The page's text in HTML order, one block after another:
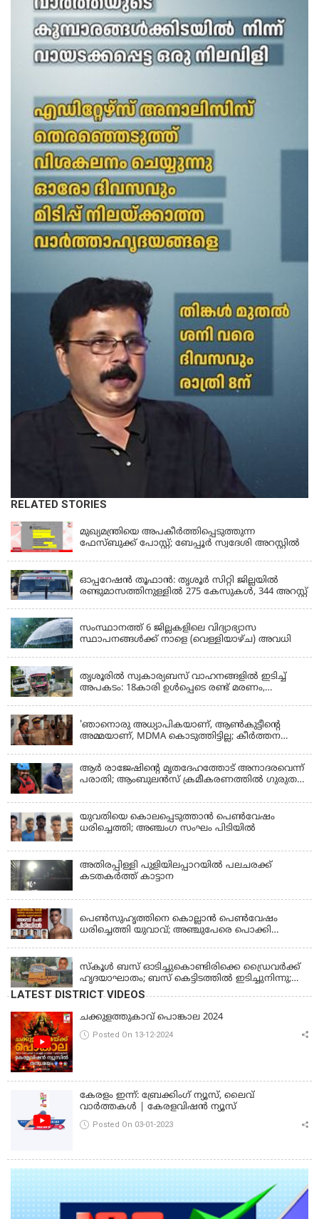
RELATED STORIES
KERALA
മുഖ്യമന്ത്രിയെ അപകീർത്തിപ്പെടുത്തുന്ന
ഫേസ്‌ബുക്ക് പോസ്റ്റ്; ബേപ്പൂർ സ്വദേശി അറസ്റ്റിൽ
ഓപ്പറേഷൻ തൂഫാൻ: തൃശൂർ സിറ്റി ജില്ലയിൽ
രണ്ടുമാസത്തിനുള്ളിൽ 275 കേസുകൾ, 344 അറസ്റ്റ്
സംസ്ഥാനത്ത് 6 ജില്ലകളിലെ വിദ്യാഭ്യാസ
സ്ഥാപനങ്ങൾക്ക് നാളെ (വെള്ളിയാഴ്ച) അവധി
തൃശൂരിൽ സ്വകാര്യബസ് വാഹനങ്ങളില്‍ ഇടിച്ച്
അപകടം: 18കാരി ഉൾപ്പെടെ രണ്ട് മരണം,
'ഞാനൊരു അധ്യാപികയാണ്, ആണ്‍കുട്ടീന്റെ
അമ്മയാണ്‌, MDMA കൊടുത്തിട്ടില്ല; കീർത്തന
ആര്‍ രാജേഷിന്റെ മൃതദേഹത്തോട് അനാദരവെന്ന്
പരാതി; ആംബുലന്‍സ് ക്രമീകരണത്തില്‍ ഗുരുതര
ഫ്രീസര്‍ സംവിധാനം ഇല്ലാതെയെന്നും ആരോപണം
യുവതിയെ കൊലപ്പെടുത്താൻ പെൺവേഷം
ധരിച്ചെത്തി; അഞ്ചംഗ സംഘം പിടിയിൽ
അതിരപ്പിള്ളി പുളിയിലപ്പാറയിൽ പലചരക്ക്
കടതകർത്ത് കാട്ടാന
പെണ്‍സുഹൃത്തിനെ കൊല്ലാന്‍ പെണ്‍വേഷം
ധരിച്ചെത്തി യുവാവ്; അഞ്ചുപേരെ പൊക്കി
സ്കൂൾ ബസ് ഓടിച്ചുകൊണ്ടിരിക്കെ ഡ്രൈവർക്ക്
ഹൃദയാഘാതം; ബസ് കെട്ടിടത്തിൽ ഇടിച്ചുനിന്നു;
ഡ്രൈവർ മരിച്ചു, രണ്ട് കുട്ടികൾക്ക് പരിക്ക്
LATEST DISTRICT VIDEOS
ചക്കുളത്തുകാവ് പൊങ്കാല 2024
Posted On 13-12-2024
കേരളം ഇന്ന്: ബ്രേക്കിംഗ് ന്യൂസ്, ലൈവ്
വാർത്തകൾ | കേരളവിഷൻ ന്യൂസ്
Posted On 03-01-2023